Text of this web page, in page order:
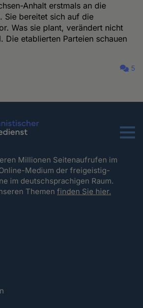
Anhalt erstmals an die
Sie bereitet sich auf die
Was sie plant, verändert nicht
Die etablierten Parteien schauen
5
Menu
Millionen Seitenaufrufen im
Medium der freigeistig-
im deutschsprachigen Raum.
Themenfinden Sie hier.